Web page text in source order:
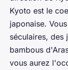
Kyoto est le
japonaise.
séculaires, des
bambous
vous aurez